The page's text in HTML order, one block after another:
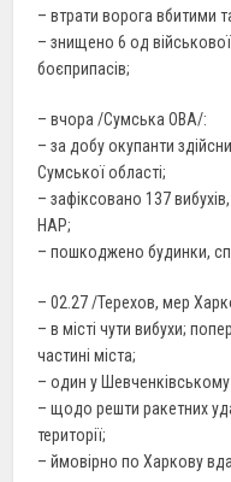
– втрати ворога вбитими
– знищено 6 од
боєприпасів;
– вчора /Сумська ОВА/:
– за добу окупанти
Сумської області;
– зафіксовано 137
НАР;
– пошкоджено будинки,
– 02.27 /Терехов, мер
– в місті чути вибухи;
частині міста;
– один у
– щодо решти ракетних
території;
– ймовірно по Харкову